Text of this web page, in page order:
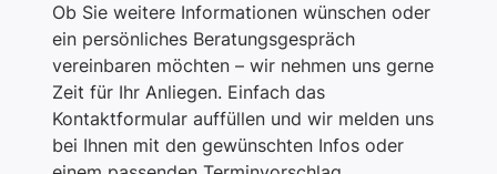
Ob Sie weitere Informationen wünschen oder
ein persönliches Beratungsgespräch
vereinbaren möchten – wir nehmen uns gerne
Zeit für Ihr Anliegen. Einfach das
Kontaktformular auffüllen und wir melden uns
bei Ihnen mit den gewünschten Infos oder